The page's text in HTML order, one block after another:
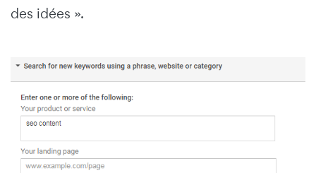
des idées ».